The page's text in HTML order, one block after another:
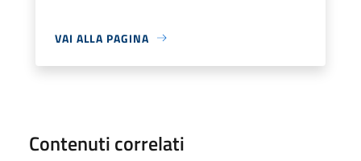
VAI ALLA PAGINA
Contenuti correlati